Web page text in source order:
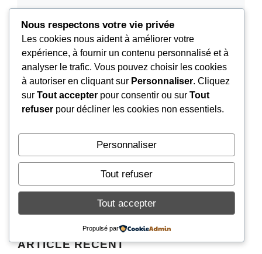
Nom
mail
Site
web
dans le navigateur pour mon prochain
commentaire.
ARTICLE RÉCENT
Nous respectons votre vie privée
Les cookies nous aident à améliorer votre
expérience, à fournir un contenu personnalisé et à
analyser le trafic. Vous pouvez choisir les cookies
à autoriser en cliquant sur Personnaliser. Cliquez
sur Tout accepter pour consentir ou sur Tout
refuser pour décliner les cookies non essentiels.
Personnaliser
Tout refuser
Tout accepter
Propulsé par